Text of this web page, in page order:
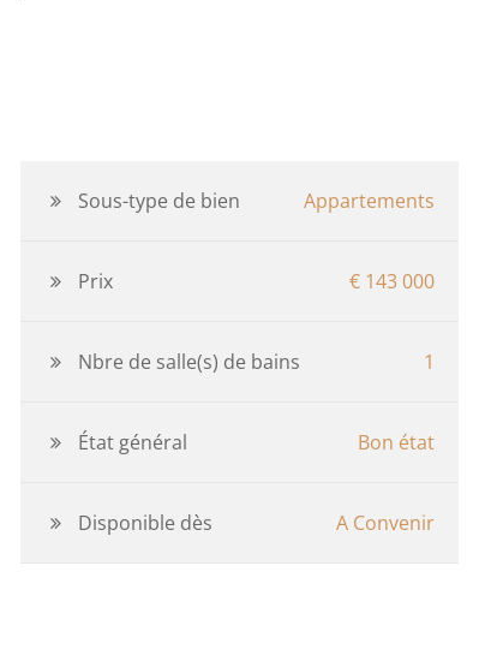
Sous-type de bien Appartements
Prix € 143 000
Nbre de salle(s) de bains 1
État général Bon état
Disponible dès A Convenir